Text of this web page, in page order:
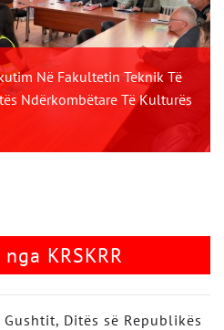
Në Fakultetin Teknik Të
Ndërkombëtare Të Kulturës
KRSKRR
Ditës së Republikës